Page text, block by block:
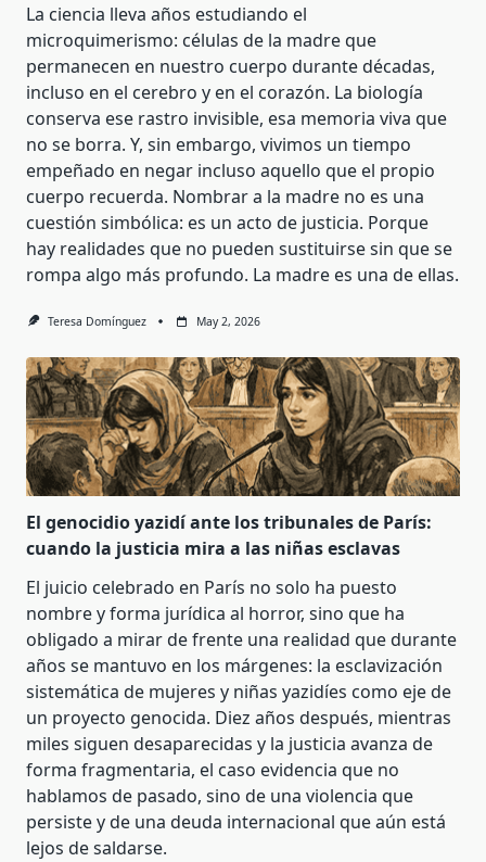
La ciencia lleva años estudiando el
microquimerismo: células de la madre que
permanecen en nuestro cuerpo durante décadas,
incluso en el cerebro y en el corazón. La biología
conserva ese rastro invisible, esa memoria viva que
no se borra. Y, sin embargo, vivimos un tiempo
empeñado en negar incluso aquello que el propio
cuerpo recuerda. Nombrar a la madre no es una
cuestión simbólica: es un acto de justicia. Porque
hay realidades que no pueden sustituirse sin que se
rompa algo más profundo. La madre es una de ellas.
Teresa Domínguez May 2, 2026
El genocidio yazidí ante los tribunales de París:
cuando la justicia mira a las niñas esclavas
El juicio celebrado en París no solo ha puesto
nombre y forma jurídica al horror, sino que ha
obligado a mirar de frente una realidad que durante
años se mantuvo en los márgenes: la esclavización
sistemática de mujeres y niñas yazidíes como eje de
un proyecto genocida. Diez años después, mientras
miles siguen desaparecidas y la justicia avanza de
forma fragmentaria, el caso evidencia que no
hablamos de pasado, sino de una violencia que
persiste y de una deuda internacional que aún está
lejos de saldarse.